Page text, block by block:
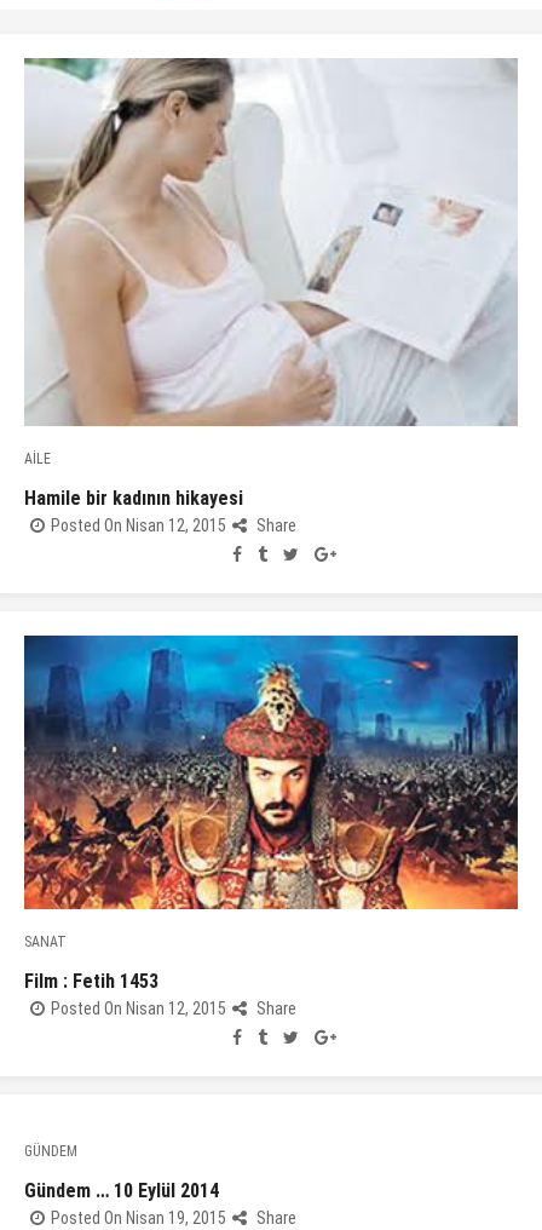
AİLE
Hamile bir kadının hikayesi
Posted On Nisan 12, 2015 Share
SANAT
Film : Fetih 1453
Posted On Nisan 12, 2015 Share
GÜNDEM
Gündem … 10 Eylül 2014
Posted On Nisan 19, 2015 Share